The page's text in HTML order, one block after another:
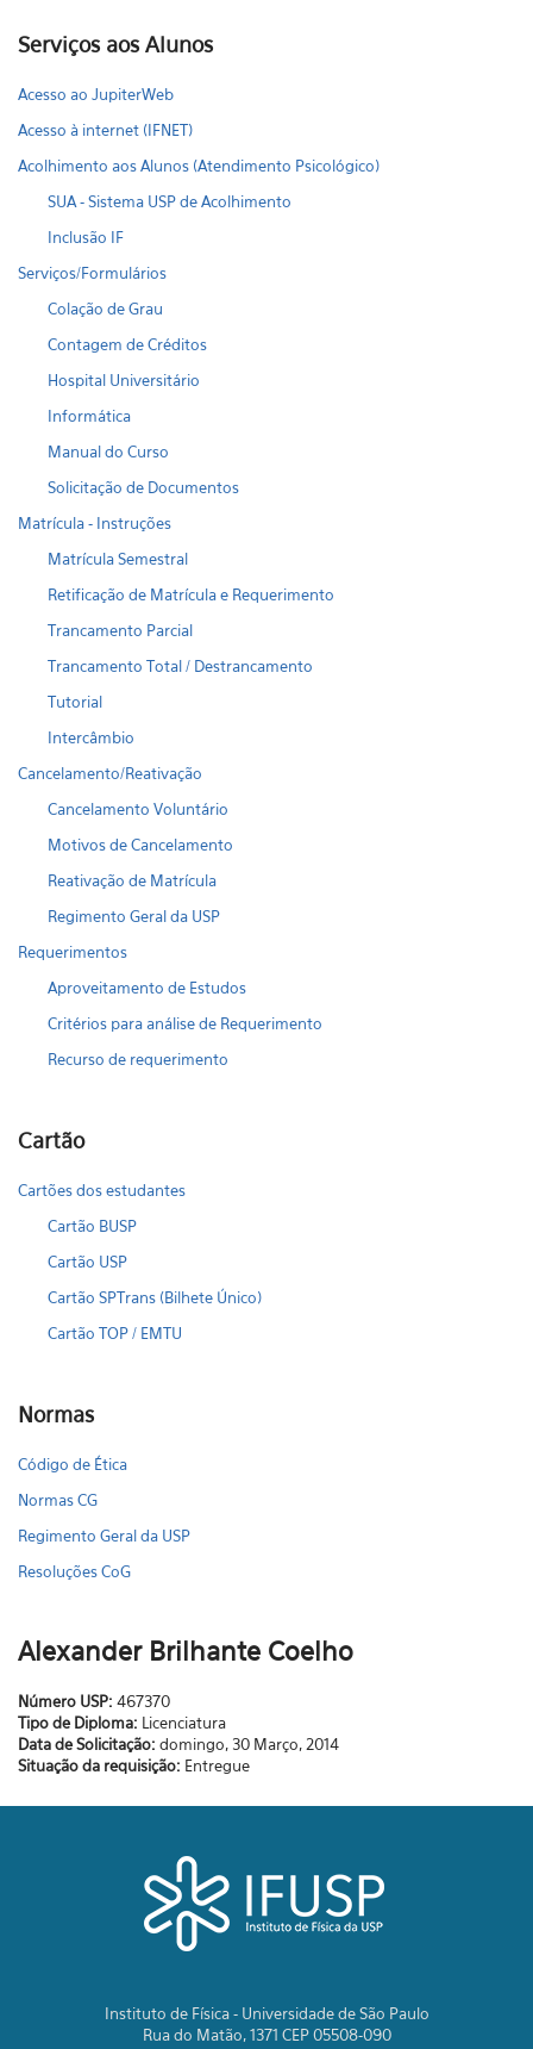
Serviços aos Alunos
Acesso ao JupiterWeb
Acesso à internet (IFNET)
Acolhimento aos Alunos (Atendimento Psicológico)
SUA - Sistema USP de Acolhimento
Inclusão IF
Serviços/Formulários
Colação de Grau
Contagem de Créditos
Hospital Universitário
Informática
Manual do Curso
Solicitação de Documentos
Matrícula - Instruções
Matrícula Semestral
Retificação de Matrícula e Requerimento
Trancamento Parcial
Trancamento Total / Destrancamento
Tutorial
Intercâmbio
Cancelamento/Reativação
Cancelamento Voluntário
Motivos de Cancelamento
Reativação de Matrícula
Regimento Geral da USP
Requerimentos
Aproveitamento de Estudos
Critérios para análise de Requerimento
Recurso de requerimento
Cartão
Cartões dos estudantes
Cartão BUSP
Cartão USP
Cartão SPTrans (Bilhete Único)
Cartão TOP / EMTU
Normas
Código de Ética
Normas CG
Regimento Geral da USP
Resoluções CoG
Alexander Brilhante Coelho
Número USP: 467370
Tipo de Diploma: Licenciatura
Data de Solicitação: domingo, 30 Março, 2014
Situação da requisição: Entregue
Instituto de Física - Universidade de São Paulo
Rua do Matão, 1371 CEP 05508-090